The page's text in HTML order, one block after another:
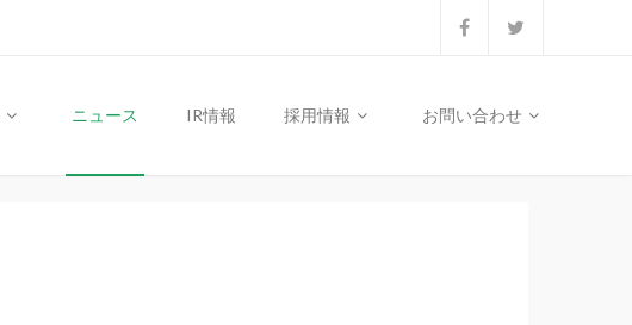
ニュース IR情報 採用情報 お問い合わせ